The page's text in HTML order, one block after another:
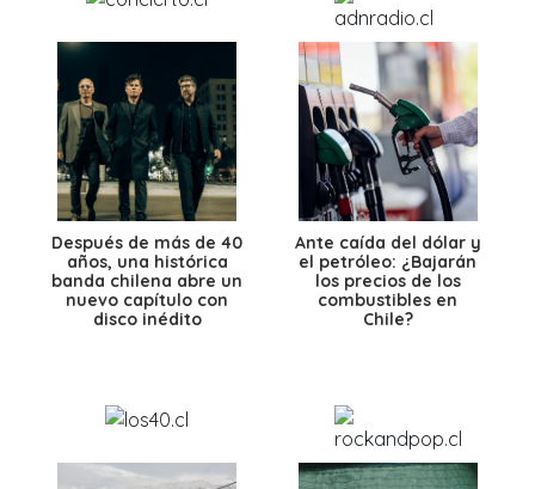
Después de más de 40
años, una histórica
banda chilena abre un
nuevo capítulo con
disco inédito
Ante caída del dólar y
el petróleo: ¿Bajarán
los precios de los
combustibles en
Chile?